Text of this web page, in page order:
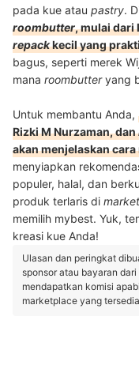
pada kue atau pastry.
roombutter, mulai dari
repackkecil yang
bagus, seperti merek
mana roombutteryang
Untuk membantu Anda,
Rizki M Nurzaman, dan
akan menjelaskan
menyiapkan
populer, halal, dan
produk terlaris di
memilih mybest. Yuk,
kreasi kue Anda!
Ulasan dan peringkat
sponsor atau bayaran
mendapatkan komisi
marketplace yang